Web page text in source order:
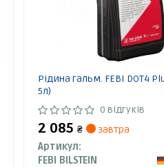
Рідина гальм. FEBI DOT4
5л)
0 відгуків
2 085₴
завтра
Артикул:
FEBI BILSTEIN